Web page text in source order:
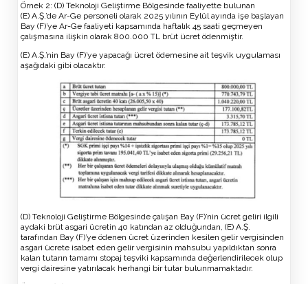
Örnek 2: (D) Teknoloji Geliştirme Bölgesinde faaliyette bulunan
(E) A.Ş.’de Ar-Ge personeli olarak 2025 yılının Eylül ayında işe başlayan
Bay (F)’ye Ar-Ge faaliyeti kapsamında haftalık 45 saati geçmeyen
çalışmasına ilişkin olarak 800.000 TL brüt ücret ödenmiştir.
(E) A.Ş.’nin Bay (F)’ye yapacağı ücret ödemesine ait teşvik uygulaması
aşağıdaki gibi olacaktır.
(D) Teknoloji Geliştirme Bölgesinde çalışan Bay (F)’nin ücret geliri ilgili
aydaki brüt asgari ücretin 40 katından az olduğundan, (E) A.Ş.
tarafından Bay (F)’ye ödenen ücret üzerinden kesilen gelir vergisinden
asgari ücrete isabet eden gelir vergisinin mahsubu yapıldıktan sonra
kalan tutarın tamamı stopaj teşviki kapsamında değerlendirilecek olup
vergi dairesine yatırılacak herhangi bir tutar bulunmamaktadır.